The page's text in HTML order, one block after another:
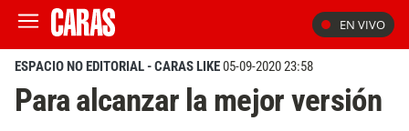
EN VIVO
ESPACIO NO EDITORIAL - CARAS LIKE05-09-2020 23:58
Para alcanzar la mejor versión